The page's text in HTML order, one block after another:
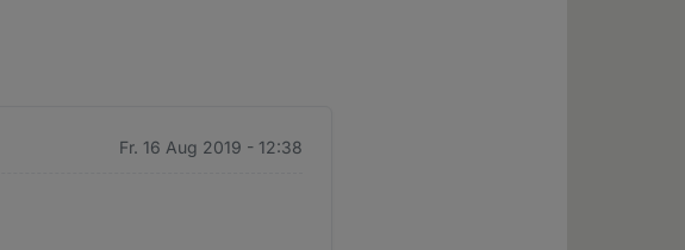
Fr. 16 Aug 2019 - 12:38